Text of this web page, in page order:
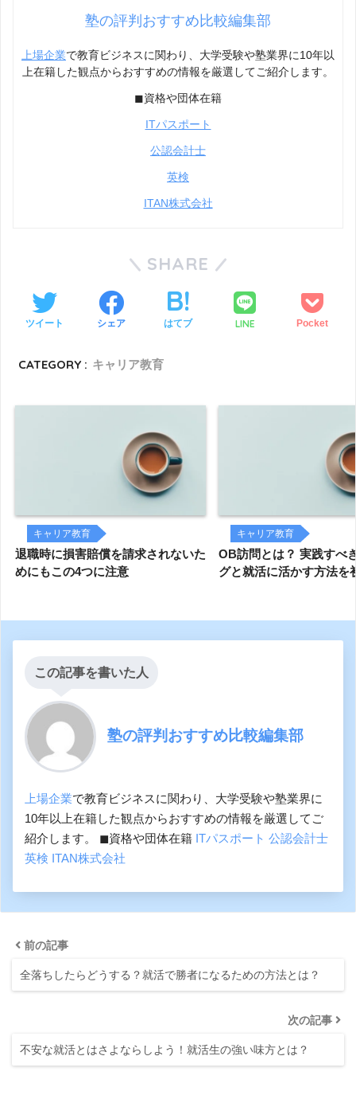
塾の評判おすすめ比較編集部
上場企業で教育ビジネスに関わり、大学受験や塾業界に10年以
上在籍した観点からおすすめの情報を厳選してご紹介します。
◼︎資格や団体在籍
ITパスポート
公認会計士
英検
ITAN株式会社
SHARE
ツイート シェア はてブ LINE Pocket
CATEGORY : キャリア教育
キャリア教育
退職時に損害賠償を請求されないた
めにもこの4つに注意
キャリア教育
OB訪問とは？ 実践すべ
グと就活に活かす方法を
この記事を書いた人
塾の評判おすすめ比較編集部
上場企業で教育ビジネスに関わり、大学受験や塾業界に
10年以上在籍した観点からおすすめの情報を厳選してご
紹介します。 ◼︎資格や団体在籍 ITパスポート 公認会計士
英検 ITAN株式会社
前の記事
全落ちしたらどうする？就活で勝者になるための方法とは？
次の記事
不安な就活とはさよならしよう！就活生の強い味方とは？